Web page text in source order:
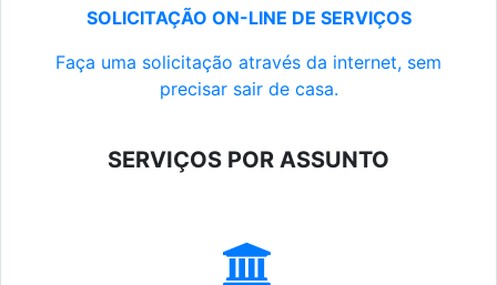
SOLICITAÇÃO ON-LINE DE SERVIÇOS
Faça uma solicitação através da internet, sem
precisar sair de casa.
SERVIÇOS POR ASSUNTO